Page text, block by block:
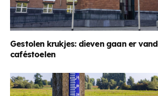
Gestolen krukjes: dieven gaan er
caféstoelen